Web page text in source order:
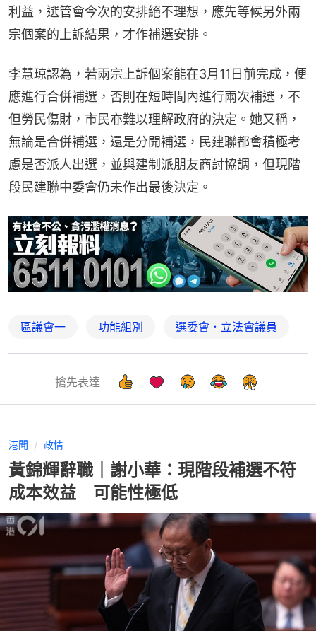
利益，選管會今次的安排絕不理想，應先等候另外兩
宗個案的上訴結果，才作補選安排。
李慧琼認為，若兩宗上訴個案能在3月11日前完成，便
應進行合併補選，否則在短時間內進行兩次補選，不
但勞民傷財，市民亦難以理解政府的決定。她又稱，
無論是合併補選，還是分開補選，民建聯都會積極考
慮是否派人出選，並與建制派朋友商討協調，但現階
段民建聯中委會仍未作出最後決定。
區議會一 功能組別 選委會．立法會議員
搶先表達
港聞 政情
黃錦輝辭職｜謝小華：現階段補選不符
成本效益 可能性極低